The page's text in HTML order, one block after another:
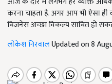
करना चाहता है. अगर आप भी ऐसा
बिजनेस अच्छा विकल्प साबित हो
लोकेश निरवालUpdated on 8